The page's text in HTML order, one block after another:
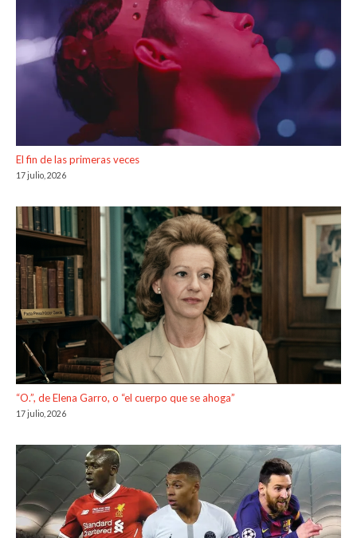
El fin de las primeras veces
17 julio, 2026
“O.”, de Elena Garro, o “el cuerpo que se ahoga”
17 julio, 2026